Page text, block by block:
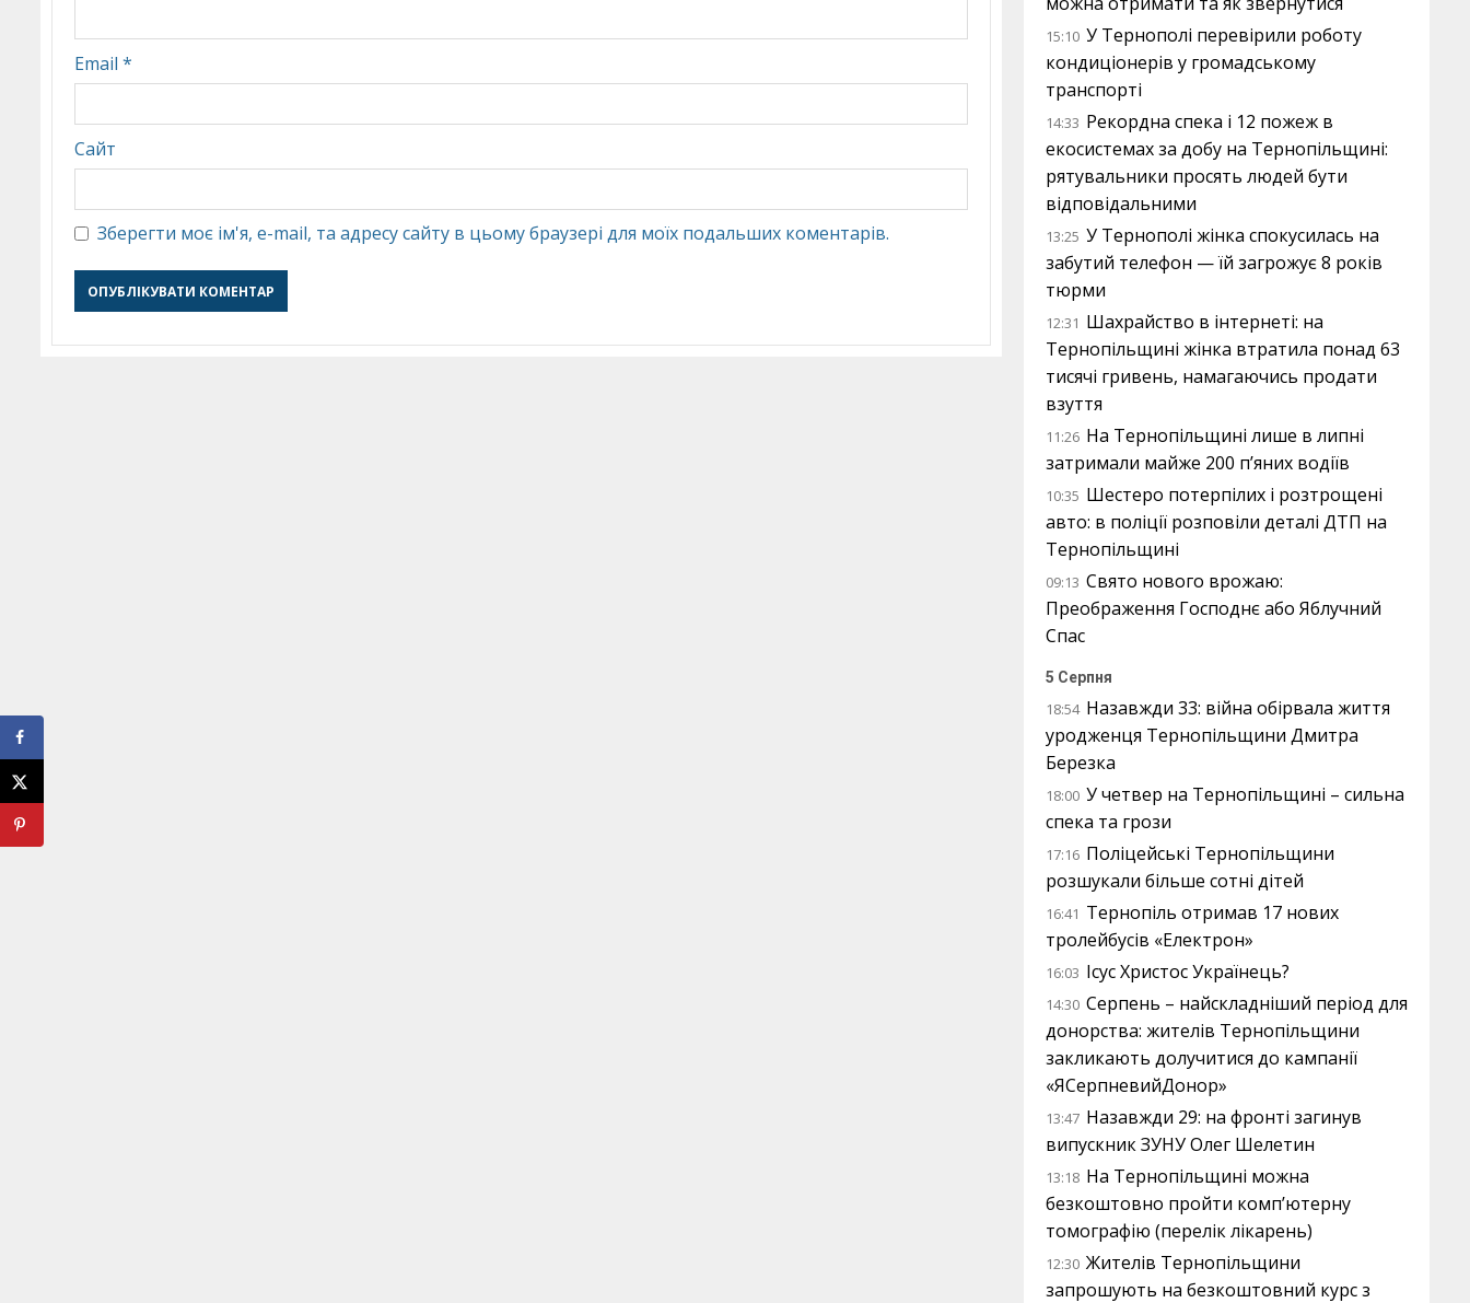
Email *
Сайт
Зберегти моє ім'я, e-mail, та адресу сайту в цьому браузері для моїх подальших коментарів.
15:10 У Тернополі перевірили роботу
кондиціонерів у громадському
транспорті
14:33 Рекордна спека і 12 пожеж в
екосистемах за добу на Тернопільщині:
рятувальники просять людей бути
відповідальними
13:25 У Тернополі жінка спокусилась на
забутий телефон — їй загрожує 8 років
тюрми
12:31 Шахрайство в інтернеті: на
Тернопільщині жінка втратила понад 63
тисячі гривень, намагаючись продати
взуття
11:26 На Тернопільщині лише в липні
затримали майже 200 п’яних водіїв
10:35 Шестеро потерпілих і розтрощені
авто: в поліції розповіли деталі ДТП на
Тернопільщині
09:13 Свято нового врожаю:
Преображення Господнє або Яблучний
Спас
5 Серпня
18:54 Назавжди 33: війна обірвала життя
уродженця Тернопільщини Дмитра
Березка
18:00 У четвер на Тернопільщині – сильна
спека та грози
17:16 Поліцейські Тернопільщини
розшукали більше сотні дітей
16:41 Тернопіль отримав 17 нових
тролейбусів «Електрон»
16:03 Ісус Христос Українець?
14:30 Серпень – найскладніший період для
донорства: жителів Тернопільщини
закликають долучитися до кампанії
«ЯСерпневийДонор»
13:47 Назавжди 29: на фронті загинув
випускник ЗУНУ Олег Шелетин
13:18 На Тернопільщині можна
безкоштовно пройти комп’ютерну
томографію (перелік лікарень)
12:30 Жителів Тернопільщини
запрошують на безкоштовний курс з